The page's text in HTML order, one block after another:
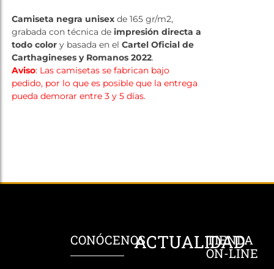
Camiseta negra unisexde 165 gr/m2,
grabada con técnica de impresión directa a
todo colory basada en el Cartel Oficial de
Carthagineses y Romanos 2022.
Aviso: Las camisetas se fabrican bajo
pedido, por lo que es posible que la entrega
pueda demorar entre 3 y 5 días.
CONÓCENOSACTUALIDAD
TIENDA
ON-LINE